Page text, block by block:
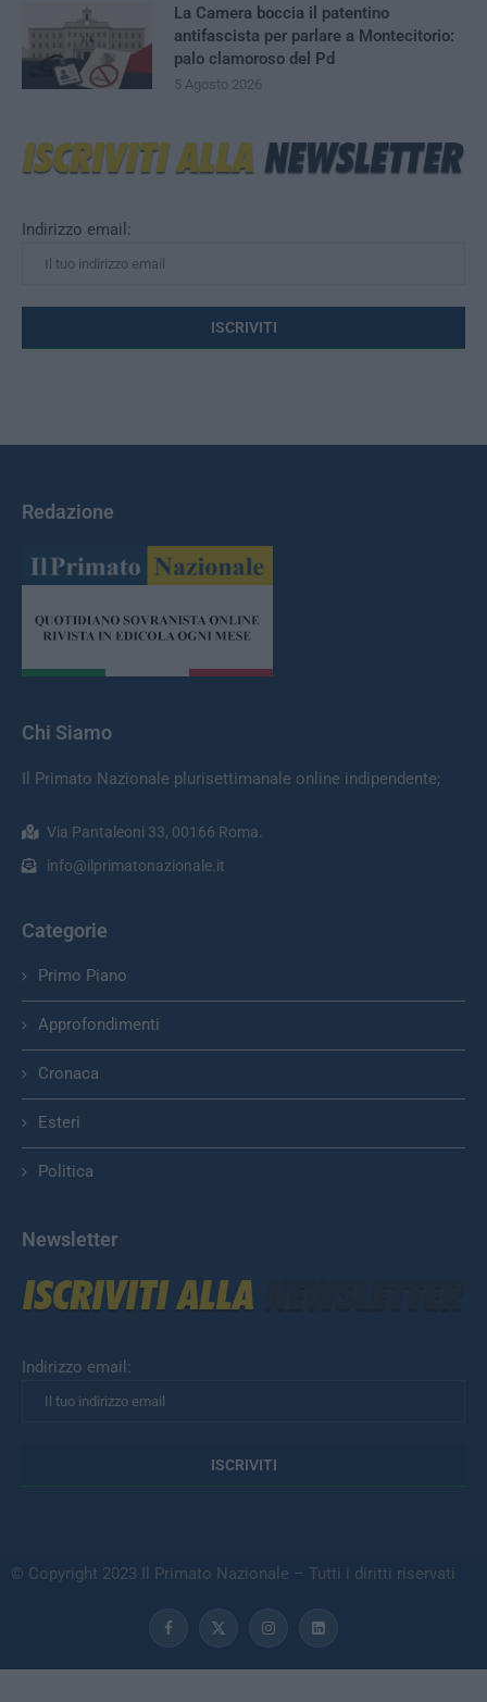
Indirizzo email:
La Camera boccia il patentino
antifascista per parlare a Montecitorio:
palo clamoroso del Pd
5 Agosto 2026
Redazione
Chi Siamo
Il Primato Nazionale plurisettimanale online indipendente;
Via Pantaleoni 33, 00166 Roma.
info@ilprimatonazionale.it
Categorie
Primo Piano
Approfondimenti
Cronaca
Esteri
Politica
Newsletter
Indirizzo email:
© Copyright 2023 Il Primato Nazionale – Tutti i diritti riservati